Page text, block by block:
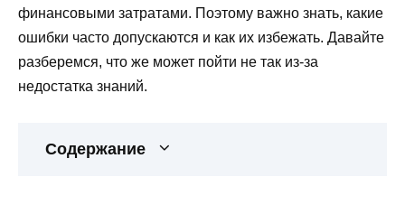
финансовыми затратами. Поэтому важно знать, какие
ошибки часто допускаются и как их избежать. Давайте
разберемся, что же может пойти не так из-за
недостатка знаний.
Содержание